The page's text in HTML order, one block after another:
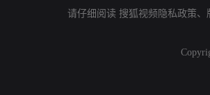
请仔细阅读 搜狐视频隐私政策、